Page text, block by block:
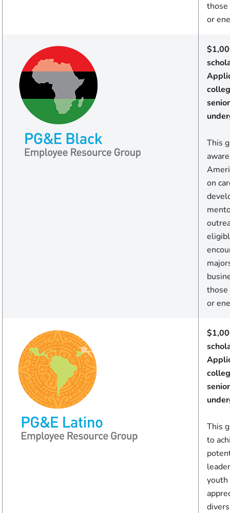
or
This
on
or
This
to
youth